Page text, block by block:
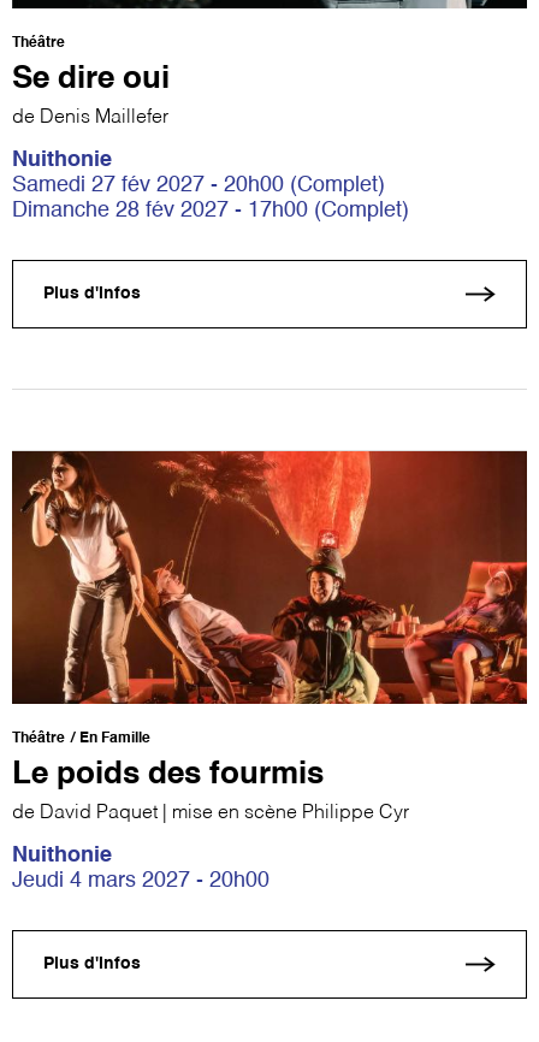
Théâtre
Se dire oui
de Denis Maillefer
Nuithonie
Samedi 27 fév 2027 - 20h00 (Complet)
Dimanche 28 fév 2027 - 17h00 (Complet)
Plus d'infos
Théâtre En Famille
Le poids des fourmis
de David Paquet | mise en scène Philippe Cyr
Nuithonie
Jeudi 4 mars 2027 - 20h00
Plus d'infos